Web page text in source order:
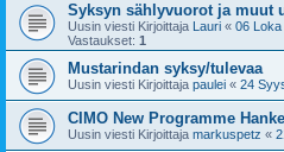
Syksyn sählyvuorot ja muut
Uusin viesti Kirjoittaja Lauri « 06 Loka
Vastaukset: 1
Mustarindan syksy/tulevaa
Uusin viesti Kirjoittaja paulei « 24
CIMO New Programme
Uusin viesti Kirjoittaja markuspetz «